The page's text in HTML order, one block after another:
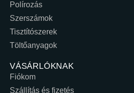
Polírozás
Szerszámok
Tisztítószerek
Töltőanyagok
VÁSÁRLÓKNAK
Fiókom
Szállítás és fizetés